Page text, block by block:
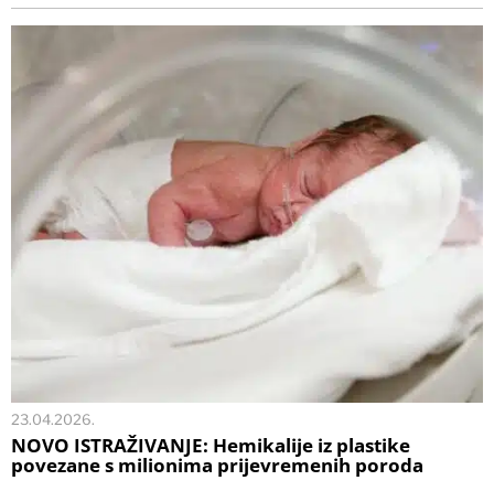
23.04.2026.
NOVO ISTRAŽIVANJE: Hemikalije iz plastike
povezane s milionima prijevremenih poroda